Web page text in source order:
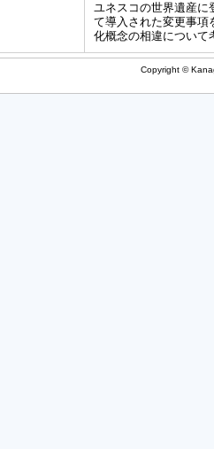
ユネスコの世界遺産に
て導入された変更事項
化概念の相違について
Copyright ©